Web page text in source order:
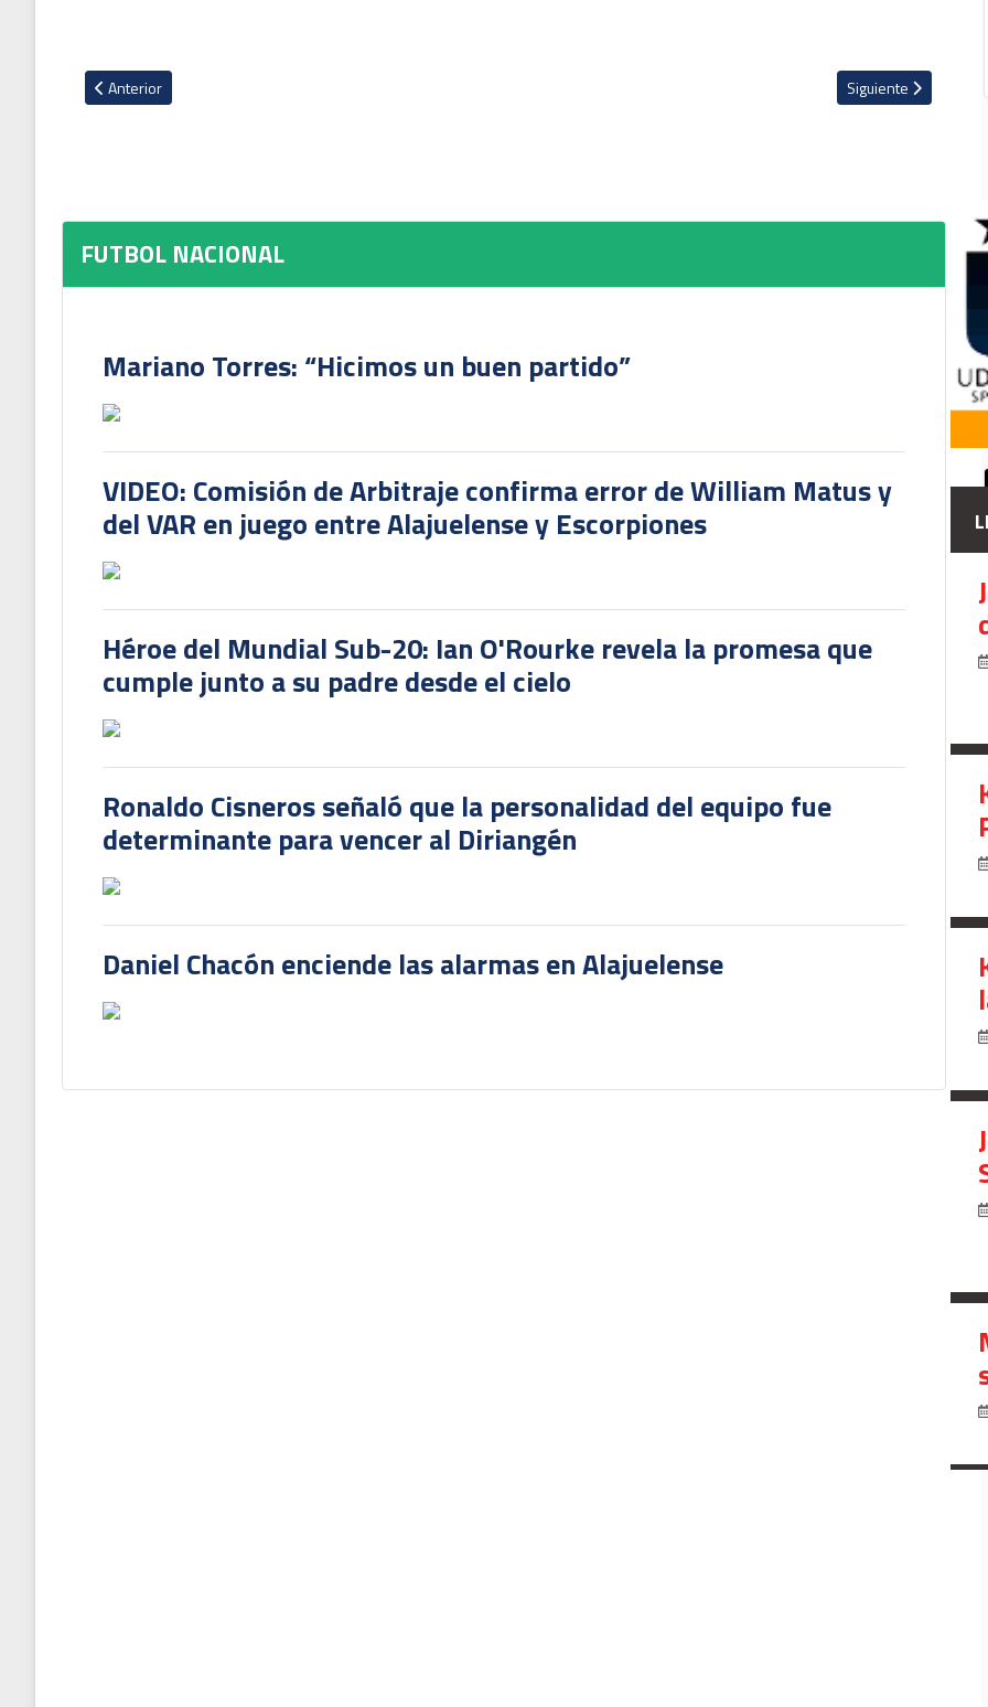
Artículo anterior: Saprissa Femenino anunció a su nuevo entrenador y su nueva defensa oriunda de Limón
Anterior Artículo siguiente: El
Siguiente
FUTBOL NACIONAL
Mariano Torres: “Hicimos un buen partido”
VIDEO: Comisión de Arbitraje confirma error de William Matus y
del VAR en juego entre Alajuelense y Escorpiones
Héroe del Mundial Sub-20: Ian O'Rourke revela la promesa que
cumple junto a su padre desde el cielo
Ronaldo Cisneros señaló que la personalidad del equipo fue
determinante para vencer al Diriangén
Daniel Chacón enciende las alarmas en Alajuelense